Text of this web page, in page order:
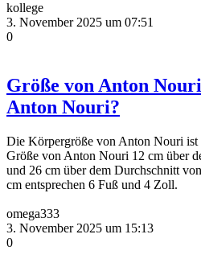
kollege
3. November 2025 um 07:51
0
Größe von Anton
Anton Nouri?
Die Körpergröße von Anton Nouri
Größe von Anton Nouri 12 cm über
und 26 cm über dem Durchschnitt
cm entsprechen 6 Fuß und 4 Zoll.
omega333
3. November 2025 um 15:13
0